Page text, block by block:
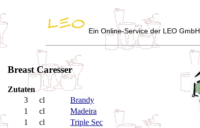
Ein Online-Service der LEO GmbH
Breast Caresser
Zutaten
3
cl
Brandy
1
cl
Madeira
1
cl
Triple Sec